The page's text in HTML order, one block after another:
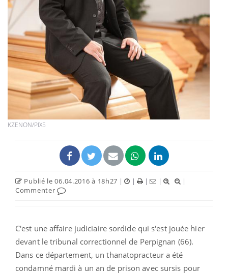
KZENON/PIX5
Publié le 06.04.2016 à 18h27 | | | |
|
Commenter
C'est une affaire judiciaire sordide qui s'est jouée hier
devant le tribunal correctionnel de Perpignan (66).
Dans ce département, un thanatopracteur a été
condamné mardi à un an de prison avec sursis pour